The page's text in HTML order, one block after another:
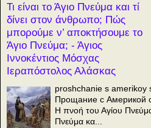
Τι είναι το Άγιο Πνεύμα και τί
δίνει στον άνθρωπο; Πώς
μπορούμε ν’ αποκτήσουμε το
Άγιο Πνεύμα; - Άγιος
Ιννοκέντιος Μόσχας
Ιεραπόστολος Αλάσκας
proshchanie s amerikoy
Прощание с Америкой
Η πνοή του Αγίου
Πνεύμα κα...